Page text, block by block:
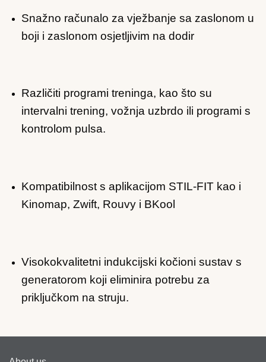
Snažno računalo za vježbanje sa zaslonom u
boji i zaslonom osjetljivim na dodir
Različiti programi treninga, kao što su
intervalni trening, vožnja uzbrdo ili programi s
kontrolom pulsa.
Kompatibilnost s aplikacijom STIL-FIT kao i
Kinomap, Zwift, Rouvy i BKool
Visokokvalitetni indukcijski kočioni sustav s
generatorom koji eliminira potrebu za
priključkom na struju.